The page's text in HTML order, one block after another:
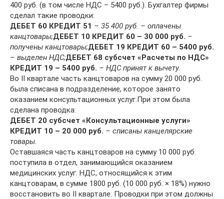
400 руб. (в том числе НДС – 5400 руб.). Бухгалтер фирмы
сделал такие проводки:
ДЕБЕТ 60 КРЕДИТ 51 – 35 400 руб. – оплачены
канцтовары;ДЕБЕТ 10 КРЕДИТ 60 – 30 000 руб. –
получены канцтовары;ДЕБЕТ 19 КРЕДИТ 60 – 5400 руб.
– выделен НДС;ДЕБЕТ 68 субсчет «Расчеты по НДС»
КРЕДИТ 19 – 5400 руб. – НДС принят к вычету.
Во II квартале часть канцтоваров на сумму 20 000 руб.
была списана в подразделение, которое занято
оказанием консультационных услуг.При этом была
сделана проводка:
ДЕБЕТ 20 субсчет «Консультационные услуги»
КРЕДИТ 10 – 20 000 руб. – списаны канцелярские
товары.
Оставшаяся часть канцтоваров на сумму 10 000 руб.
поступила в отдел, занимающийся оказанием
медицинских услуг. НДС, относящийся к этим
канцтоварам, в сумме 1800 руб. (10 000 руб. × 18%) нужно
восстановить во II квартале. Проводки при этом должны